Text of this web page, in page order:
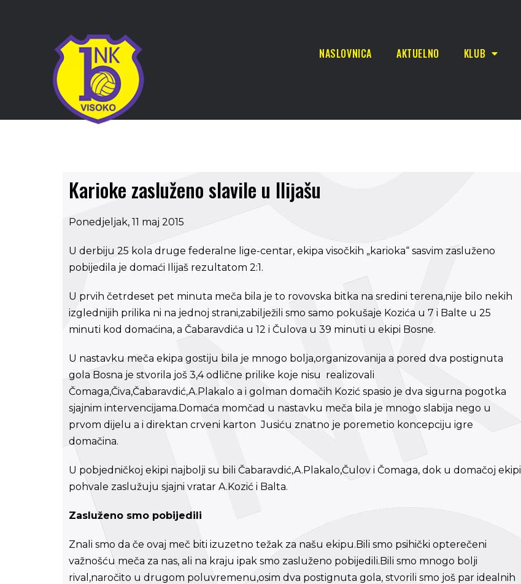
NASLOVNICA AKTUELNO KLUB
Karioke zasluženo slavile u Ilijašu
Ponedjeljak, 11 maj 2015
U derbiju 25 kola druge federalne lige-centar, ekipa visočkih „karioka“ sasvim zasluženo
pobijedila je domaći Ilijaš rezultatom 2:1.
U prvih četrdeset pet minuta meča bila je to rovovska bitka na sredini terena,nije bilo nekih
izglednijih prilika ni na jednoj strani,zabilježili smo samo pokušaje Kozića u 7 i Balte u 25
minuti kod domaćina, a Čabaravdića u 12 i Čulova u 39 minuti u ekipi Bosne.
U nastavku meča ekipa gostiju bila je mnogo bolja,organizovanija a pored dva postignuta
gola Bosna je stvorila još 3,4 odlične prilike koje nisu realizovali
Čomaga,Čiva,Čabaravdić,A.Plakalo a i golman domačih Kozić spasio je dva sigurna pogotka
sjajnim intervencijama.Domaća momčad u nastavku meča bila je mnogo slabija nego u
prvom dijelu a i direktan crveni karton Jusiću znatno je poremetio koncepciju igre
domačina.
U pobjedničkoj ekipi najbolji su bili Čabaravdić,A.Plakalo,Čulov i Čomaga, dok u domačoj ekipi
pohvale zaslužuju sjajni vratar A.Kozić i Balta.
Zasluženo smo pobijedili
Znali smo da če ovaj meč biti izuzetno težak za našu ekipu.Bili smo psihički opterečeni
važnošću meča za nas, ali na kraju ipak smo zasluženo pobijedili.Bili smo mnogo bolji
rival,naročito u drugom poluvremenu,osim dva postignuta gola, stvorili smo još par idealnih